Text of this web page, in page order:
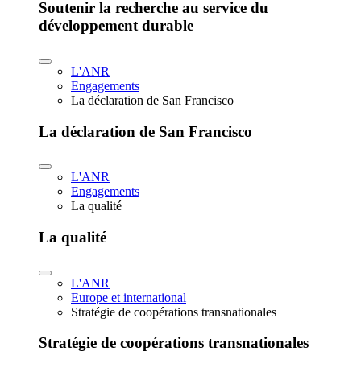
Soutenir la recherche au service du
développement durable
L'ANR
Engagements
La déclaration de San Francisco
La déclaration de San Francisco
L'ANR
Engagements
La qualité
La qualité
L'ANR
Europe et international
Stratégie de coopérations transnationales
Stratégie de coopérations transnationales